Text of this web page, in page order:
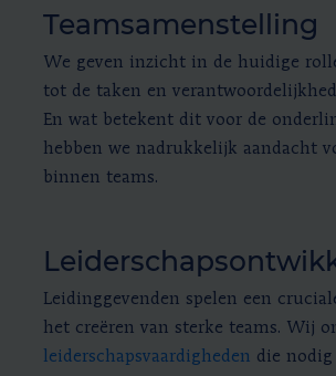
Teamsamenstelling
We geven inzicht in de huidige
tot de taken en
En wat betekent dit voor de
hebben we nadrukkelijk aandacht
binnen teams.
Leidinggevenden spelen een
het creëren van sterke teams. Wij
leiderschapsvaardigheden die